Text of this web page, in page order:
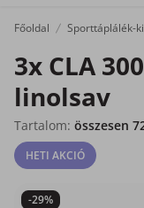
Főoldal Sporttáplálék-
3x CLA
linolsav
Tartalom: összesen
HETI AKCIÓ
-29%